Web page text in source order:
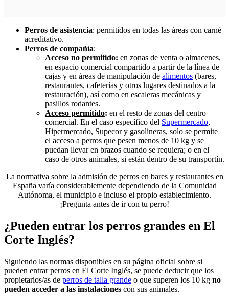
Perros de asistencia: permitidos en todas las áreas con carné
acreditativo.
Perros de compañía:
Acceso no permitido: en zonas de venta o almacenes,
en espacio comercial compartido a partir de la línea de
cajas y en áreas de manipulación de alimentos (bares,
restaurantes, cafeterías y otros lugares destinados a la
restauración), así como en escaleras mecánicas y
pasillos rodantes.
Acceso permitido: en el resto de zonas del centro
comercial. En el caso específico del Supermercado,
Hipermercado, Supecor y gasolineras, solo se permite
el acceso a perros que pesen menos de 10 kg y se
puedan llevar en brazos cuando se requiera; o en el
caso de otros animales, si están dentro de su transportín.
La normativa sobre la admisión de perros en bares y restaurantes en
España varía considerablemente dependiendo de la Comunidad
Autónoma, el municipio e incluso el propio establecimiento.
¡Pregunta antes de ir con tu perro!
¿Pueden entrar los perros grandes en El
Corte Inglés?
Siguiendo las normas disponibles en su página oficial sobre si
pueden entrar perros en El Corte Inglés, se puede deducir que los
propietarios/as de perros de talla grande o que superen los 10 kg no
pueden acceder a las instalaciones con sus animales.